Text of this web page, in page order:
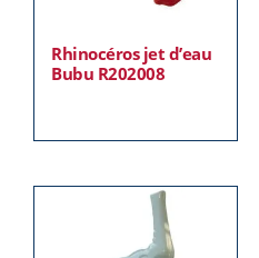
Rhinocéros jet d’eau
Bubu R202008